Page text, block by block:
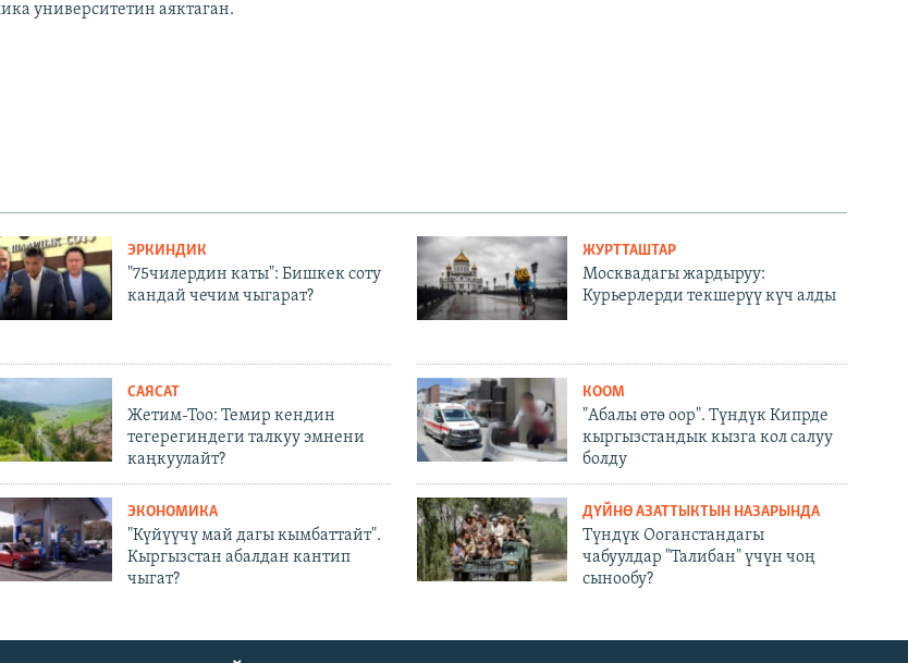
университетин аяктаган.
ЭРКИНДИК
"75чилердин каты": Бишкек соту
кандай чечим чыгарат?
ЖУРТТАШТАР
Москвадагы жардыруу:
Курьерлерди текшерүү күч алды
САЯСАТ
Жетим-Тоо: Темир кендин
тегерегиндеги талкуу эмнени
каңкуулайт?
КООМ
"Абалы өтө оор". Түндүк Кипрде
кыргызстандык кызга кол салуу
болду
ЭКОНОМИКА
"Күйүүчү май дагы кымбаттайт".
Кыргызстан абалдан кантип
чыгат?
ДҮЙНӨ АЗАТТЫКТЫН НАЗАРЫНДА
Түндүк Ооганстандагы
чабуулдар "Талибан" үчүн чоң
сынообу?